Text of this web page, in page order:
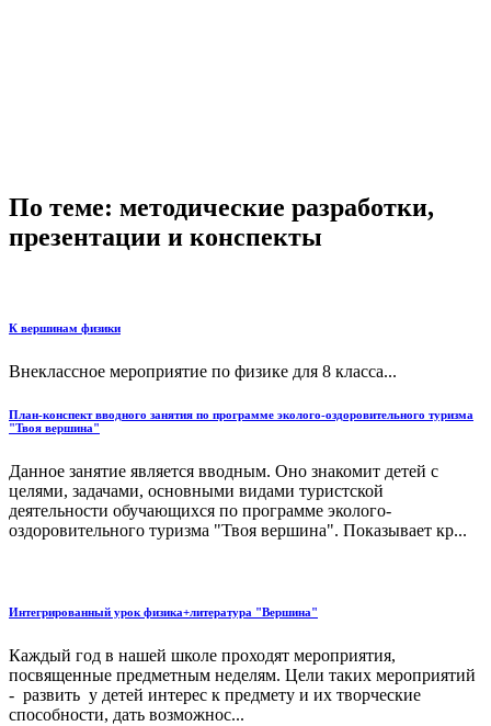
По теме: методические разработки,
презентации и конспекты
К вершинам физики
Внеклассное мероприятие по физике для 8 класса...
План-конспект вводного занятия по программе эколого-оздоровительного туризма
"Твоя вершина"
Данное занятие является вводным. Оно знакомит детей с
целями, задачами, основными видами туристской
деятельности обучающихся по программе эколого-
оздоровительного туризма "Твоя вершина". Показывает кр...
Интегрированный урок физика+литература "Вершина"
Каждый год в нашей школе проходят мероприятия,
посвященные предметным неделям. Цели таких мероприятий
- развить у детей интерес к предмету и их творческие
способности, дать возможнос...